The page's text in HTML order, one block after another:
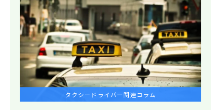
タクシードライバー関連コラム